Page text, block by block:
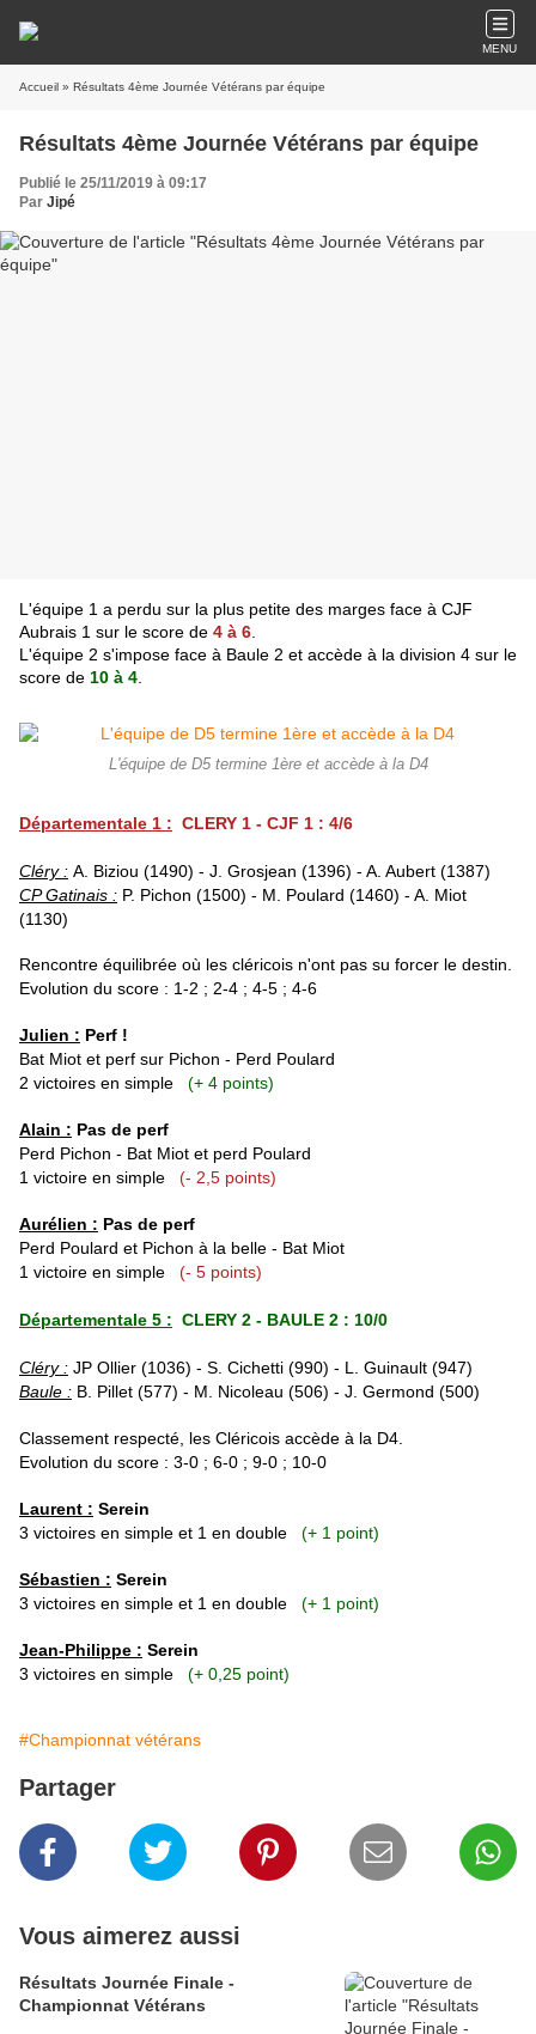
MENU
Accueil » Résultats 4ème Journée Vétérans par équipe
Résultats 4ème Journée Vétérans par équipe
Publié le 25/11/2019 à 09:17
Par Jipé
L'équipe 1 a perdu sur la plus petite des marges face à CJF
Aubrais 1 sur le score de 4 à 6
L'équipe 2 s'impose face à Baule 2 et accède à la division 4 sur le
score de 10 à 4
L'équipe de D5 termine 1ère et accède à la D4
Départementale 1 : CLERY 1 - CJF 1 : 4/6
Cléry : A. Biziou (1490) - J. Grosjean (1396) - A. Aubert (1387)
CP Gatinais : P. Pichon (1500) - M. Poulard (1460) - A. Miot
(1130)
Rencontre équilibrée où les cléricois n'ont pas su forcer le destin.
Evolution du score : 1-2 ; 2-4 ; 4-5 ; 4-6
Julien : Perf !
Bat Miot et perf sur Pichon - Perd Poulard
2 victoires en simple (+ 4 points)
Alain : Pas de perf
Perd Pichon - Bat Miot et perd Poulard
1 victoire en simple (- 2,5 points)
Aurélien : Pas de perf
Perd Poulard et Pichon à la belle - Bat Miot
1 victoire en simple (- 5 points)
Départementale 5 : CLERY 2 - BAULE 2 : 10/0
Cléry : JP Ollier (1036) - S. Cichetti (990) - L. Guinault (947)
Baule : B. Pillet (577) - M. Nicoleau (506) - J. Germond (500)
Classement respecté, les Cléricois accède à la D4.
Evolution du score : 3-0 ; 6-0 ; 9-0 ; 10-0
Laurent : Serein
3 victoires en simple et 1 en double (+ 1 point)
Sébastien : Serein
3 victoires en simple et 1 en double (+ 1 point)
Jean-Philippe : Serein
3 victoires en simple (+ 0,25 point)
#Championnat vétérans
Partager
Vous aimerez aussi
Résultats Journée Finale -
Championnat Vétérans